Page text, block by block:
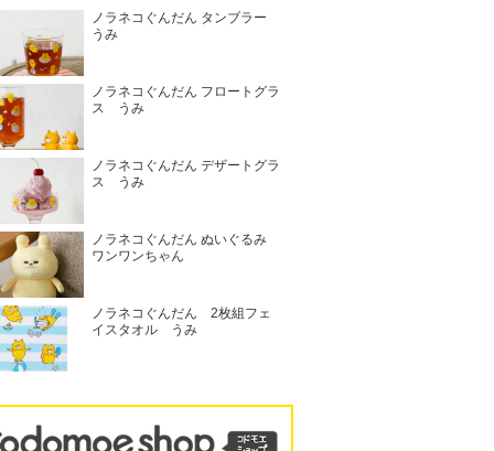
ノラネコぐんだん タンブラー
うみ
ノラネコぐんだん フロートグラ
ス うみ
ノラネコぐんだん デザートグラ
ス うみ
ノラネコぐんだん ぬいぐるみ
ワンワンちゃん
ノラネコぐんだん 2枚組フェ
イスタオル うみ